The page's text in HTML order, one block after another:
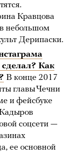
Кравцова
небольшом
Дерипаски.
сделал? Как
В конце 2017
главы Чечни
и фейсбуке
соцсети —
ее основной